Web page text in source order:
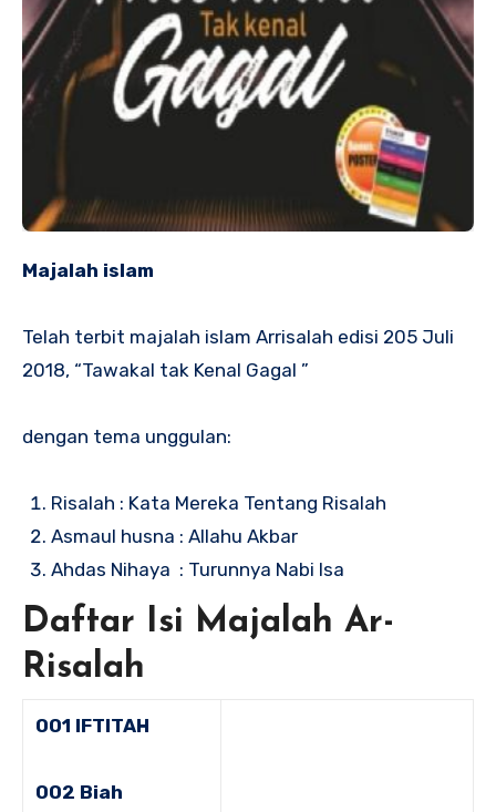
Majalah islam
Telah terbit majalah islam Arrisalah edisi 205 Juli
2018, “Tawakal tak Kenal Gagal ”
dengan tema unggulan:
Risalah : Kata Mereka Tentang Risalah
Asmaul husna : Allahu Akbar
Ahdas Nihaya : Turunnya Nabi Isa
Daftar Isi Majalah Ar-
Risalah
001 IFTITAH
002 Biah